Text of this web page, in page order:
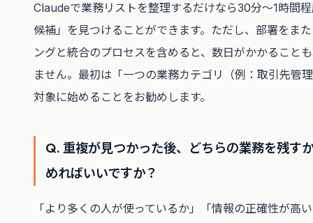
Claudeで業務リストを整理するだけなら30分〜1時間
候補」を見つけることができます。ただし、部署をま
ングと統合のプロセスを含めると、数日がかかること
ません。最初は「一つの業務カテゴリ（例：取引先管
対象に始めることをお勧めします。
Q. 重複が見つかった後、どちらの業務を残す
めればいいですか？
「より多くの人が使っているか」「情報の正確性が高